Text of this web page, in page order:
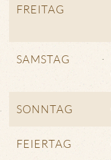
FREITAG
SAMSTAG
SONNTAG
FEIERTAG